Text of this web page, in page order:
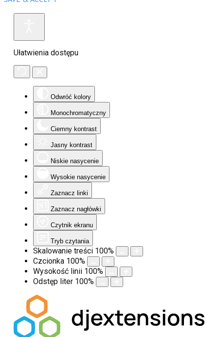
Ułatwienia dostępu
Odwróć kolory
Monochromatyczny
Ciemny kontrast
Jasny kontrast
Niskie nasycenie
Wysokie nasycenie
Zaznacz linki
Zaznacz nagłówki
Czytnik ekranu
Tryb czytania
Skalowanie treści 100%
Czcionka 100%
Wysokość linii 100%
Odstęp liter 100%